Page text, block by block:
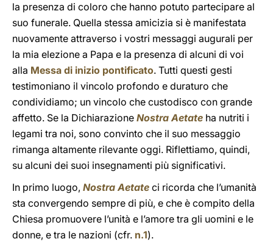
la presenza di coloro che hanno potuto partecipare al
suo funerale. Quella stessa amicizia si è manifestata
nuovamente attraverso i vostri messaggi augurali per
la mia elezione a Papa e la presenza di alcuni di voi
alla Messa di inizio pontificato. Tutti questi gesti
testimoniano il vincolo profondo e duraturo che
condividiamo; un vincolo che custodisco con grande
affetto. Se la Dichiarazione Nostra Aetate ha nutriti i
legami tra noi, sono convinto che il suo messaggio
rimanga altamente rilevante oggi. Riflettiamo, quindi,
su alcuni dei suoi insegnamenti più significativi.
In primo luogo, Nostra Aetate ci ricorda che l’umanità
sta convergendo sempre di più, e che è compito della
Chiesa promuovere l’unità e l’amore tra gli uomini e le
donne, e tra le nazioni (cfr. n.1).